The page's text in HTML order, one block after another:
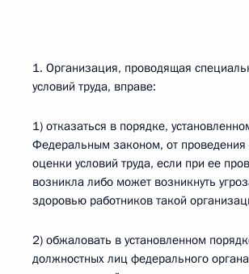
1. Организация, проводящая
условий труда, вправе:
1) отказаться в порядке,
Федеральным законом, от проведения
оценки условий труда, если при ее
возникла либо может возникнуть
здоровью работников такой
2) обжаловать в установленном
должностных лиц федерального органа